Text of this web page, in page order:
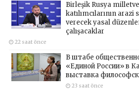
Birleşik Rusya
katılımcılarının
verecek yasal
çalışacaklar
22 saat önce
В штабе
«Единой России» в
выставка
23 saat önce